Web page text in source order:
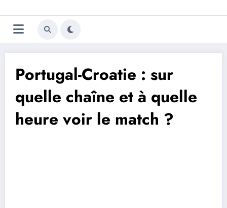
au
contenu
Trivela
L'actualité du football
Portugal-Croatie : sur
quelle chaîne et à quelle
heure voir le match ?